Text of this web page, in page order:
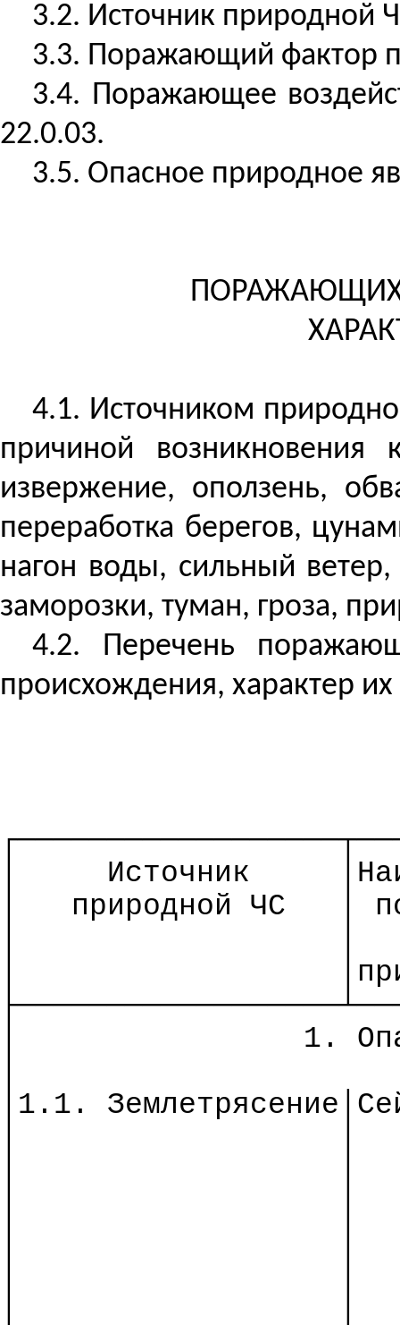
3.2. Источник природной
3.3. Поражающий фактор
3.4. Поражающее
22.0.03.
3.5. Опасное природное
ПОРАЖАЮЩИХ
4.1. Источником
причиной возникновения
извержение, оползень,
переработка берегов,
нагон воды, сильный
заморозки, туман, гроза,
4.2. Перечень
происхождения, характер
Источник
природной ЧС
│
1.
│1.1.